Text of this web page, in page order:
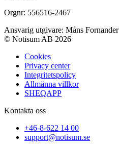
Orgnr: 556516-2467
Ansvarig utgivare: Måns Fornander
© Notisum AB 2026
Cookies
Privacy center
Integritetspolicy
Allmänna villkor
SHEQAPP
Kontakta oss
+46-8-622 14 00
support@notisum.se